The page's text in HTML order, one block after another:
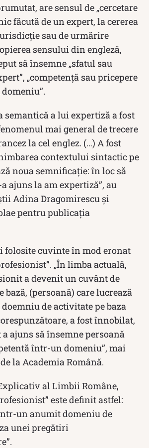
are sensul de „cercetare
făcută de un expert, la cererea
sau de urmărire
sensului din engleză,
să însemne „sfatul sau
„competenţă sau pricepere
semantică a lui expertiză a fost
mai general de trecere
la cel englez. (…) A fost
contextului sintactic pe
noua semnificaţie: în loc să
ajuns la am expertiză”, au
Adina Dragomirescu şi
pentru publicația
folosite cuvinte în mod eronat
„În limba actuală,
a devenit un cuvânt de
bază, (persoană) care lucrează
de activitate pe baza
a fost înnobilat,
ajuns să însemne persoană
într-un domeniu”, mai
la Academia Română.
al Limbii Române,
este definit astfel:
un anumit domeniu de
unei pregătiri